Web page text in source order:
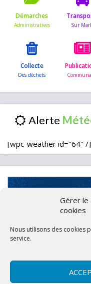
Gérer le
cookies
Nous utilisons des cookies
service.
Démarches
Collecte
Alerte
[wpc-weather id="64" /]